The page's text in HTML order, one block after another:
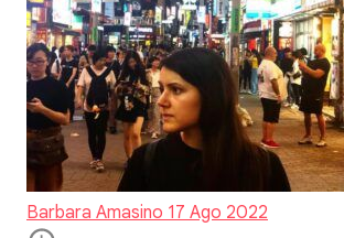
Barbara Amasino 17 Ago 2022